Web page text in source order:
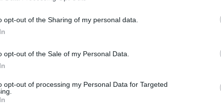
opt-out of the Sharing of my personal data.
opt-out of the Sale of my Personal Data.
opt-out of processing my Personal Data for Targeted
Ειδήσεις
Βουτιές στις
του
πριν 22 λεπτά